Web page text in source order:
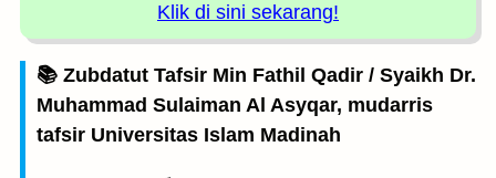
Klik di sini sekarang!
📚 Zubdatut Tafsir Min Fathil Qadir / Syaikh Dr.
Muhammad Sulaiman Al Asyqar, mudarris
tafsir Universitas Islam Madinah